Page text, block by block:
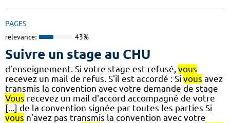
PAGES
relevance: 43%
Suivre un stage au CHU
d’enseignement. Si votre stage est refusé, vous
recevez un mail de refus. S'il est accordé : Si vous avez
transmis la convention avec votre demande de stage
Vous recevez un mail d'accord accompagné de votre
[...] de la convention signée par toutes les parties Si
vous n’avez pas transmis la convention avec votre